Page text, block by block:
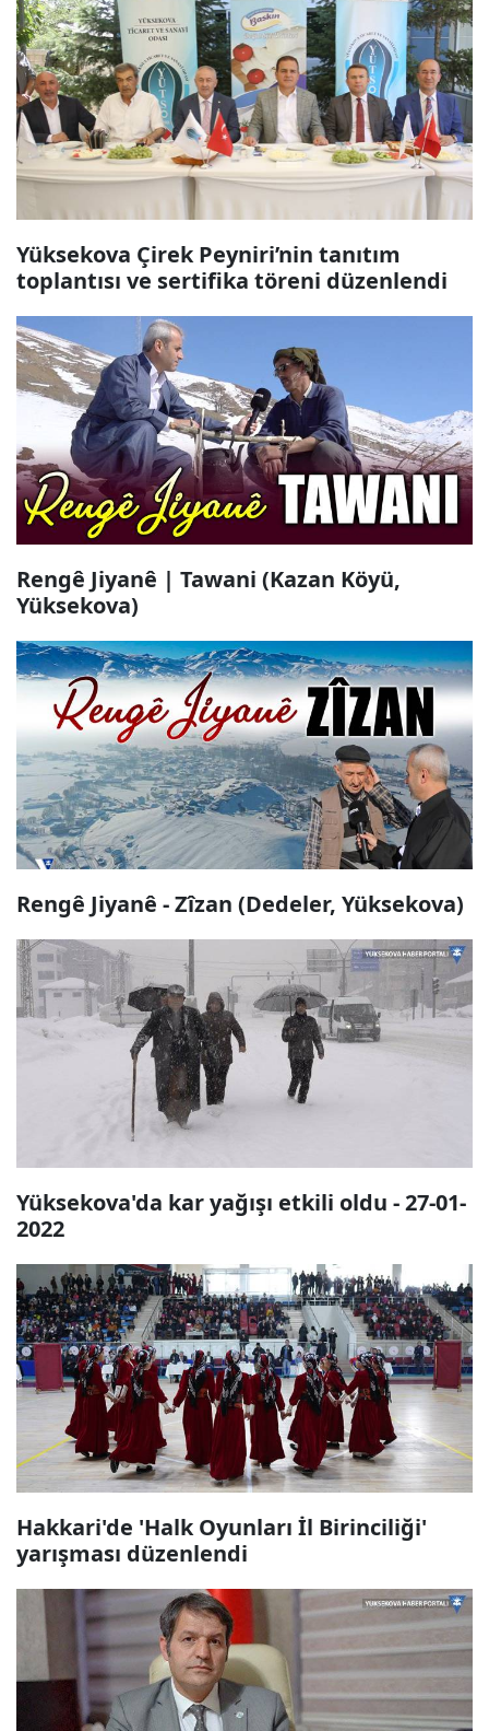
Yüksekova Çirek Peyniri’nin tanıtım
toplantısı ve sertifika töreni düzenlendi
Rengê Jiyanê | Tawani (Kazan Köyü,
Yüksekova)
Rengê Jiyanê - Zîzan (Dedeler, Yüksekova)
Yüksekova'da kar yağışı etkili oldu - 27-01-
2022
Hakkari'de 'Halk Oyunları İl Birinciliği'
yarışması düzenlendi